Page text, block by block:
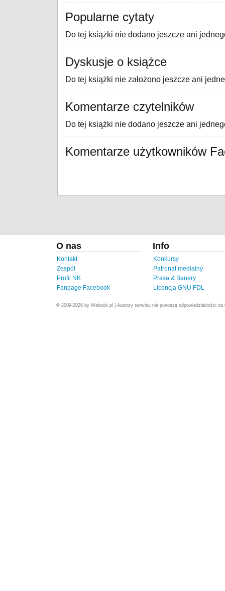
Popularne cytaty
Do tej książki nie dodano jeszcze ani
Dyskusje o książce
Do tej książki nie założono jeszcze ani
Komentarze czytelników
Do tej książki nie dodano jeszcze ani
Komentarze użytkowników
O nas
Kontakt
Zespół
Profil NK
Fanpage Facebook
Info
Konkursy
Patronat medialny
Prasa & Banery
Licencja GNU FDL
© 2009-2026 by Webook.pl | Autorzy serwisu nie ponoszą odpowiedzialności